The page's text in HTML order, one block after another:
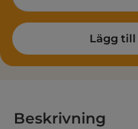
Lägg till
Beskrivning